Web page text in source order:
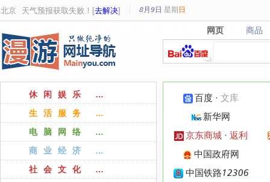
北京 天气预报获取失败！[去解决] 8月9日 星期 日
网页
网页 商品
商品
百度 ·文库
新华网
京东商城 ·返利
中国政府网
中国铁路12306
休闲娱乐 …
生活服务 …
电脑网络 …
商业经济 …
社会文化 …